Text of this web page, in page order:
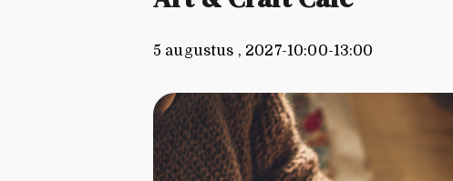
5 augustus , 2027-10:00-13:00